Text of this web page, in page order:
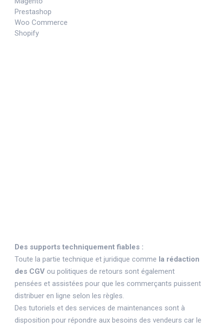
Prestashop
Woo Commerce
Shopify
Des supports techniquement fiables :
Toute la partie technique et juridique comme la rédaction
des CGV ou politiques de retours sont également
pensées et assistées pour que les commerçants puissent
distribuer en ligne selon les règles.
Des tutoriels et des services de maintenances sont à
disposition pour répondre aux besoins des vendeurs car le